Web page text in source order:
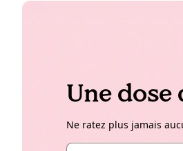
Une
Ne ratez plus jamais